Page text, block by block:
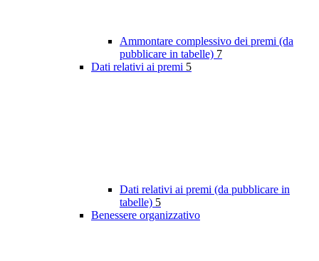
Ammontare complessivo dei premi (da
pubblicare in tabelle) 7
Dati relativi ai premi 5
Dati relativi ai premi (da pubblicare in
tabelle) 5
Benessere organizzativo